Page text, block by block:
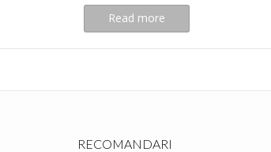
Read more
RECOMANDARI